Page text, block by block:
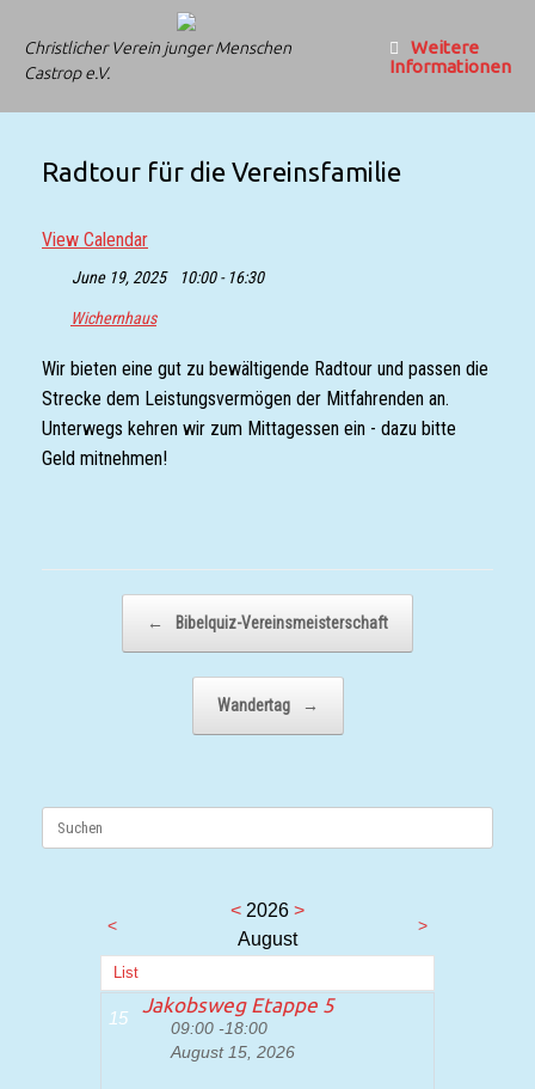
springenChristlicher Verein junger Menschen
Castrop e.V.
Weitere
Informationen
Radtour für die Vereinsfamilie
View Calendar
June 19, 2025 10:00 - 16:30
Wichernhaus
Wir bieten eine gut zu bewältigende Radtour und passen die
Strecke dem Leistungsvermögen der Mitfahrenden an.
Unterwegs kehren wir zum Mittagessen ein - dazu bitte
Geld mitnehmen!
← Bibelquiz-Vereinsmeisterschaft
Wandertag →
Suchen
<
< 2026 >
August
>
List
15
Jakobsweg Etappe 5
09:00 -18:00
August 15, 2026